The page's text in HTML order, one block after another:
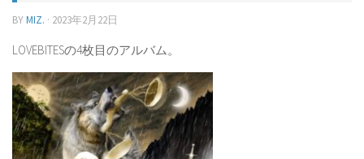
BYMIZ. · 2023年2月22日
LOVEBITESの4枚目のアルバム。